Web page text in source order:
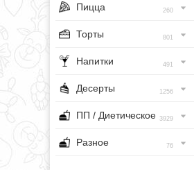
Пицца 260
Торты 801
Напитки 491
Десерты 1256
ПП / Диетическое 3929
Разное 76